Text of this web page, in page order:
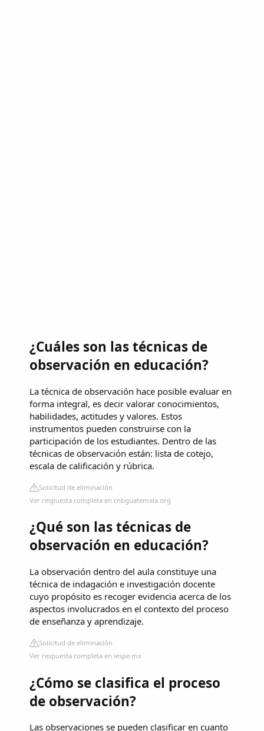
¿Cuáles son las técnicas de
observación en educación?
La técnica de observación hace posible evaluar en
forma integral, es decir valorar conocimientos,
habilidades, actitudes y valores. Estos
instrumentos pueden construirse con la
participación de los estudiantes. Dentro de las
técnicas de observación están: lista de cotejo,
escala de calificación y rúbrica.
Solicitud de eliminación
Ver respuesta completa en cnbguatemala.org
¿Qué son las técnicas de
observación en educación?
La observación dentro del aula constituye una
técnica de indagación e investigación docente
cuyo propósito es recoger evidencia acerca de los
aspectos involucrados en el contexto del proceso
de enseñanza y aprendizaje.
Solicitud de eliminación
Ver respuesta completa en iespe.mx
¿Cómo se clasifica el proceso
de observación?
Las observaciones se pueden clasificar en cuanto